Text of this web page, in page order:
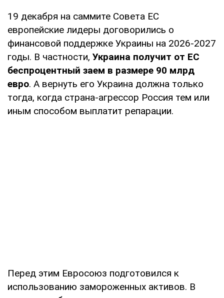
19 декабря на саммите Совета ЕС
европейские лидеры договорились о
финансовой поддержке Украины на 2026-2027
годы. В частности, Украина получит от ЕС
беспроцентный заем в размере 90 млрд
евро. А вернуть его Украина должна только
тогда, когда страна-агрессор Россия тем или
иным способом выплатит репарации.
Перед этим Евросоюз подготовился к
использованию замороженных активов. В